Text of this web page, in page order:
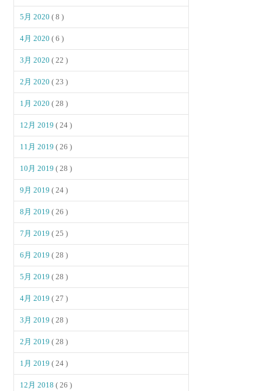
5月 2020( 8 )
4月 2020( 6 )
3月 2020( 22 )
2月 2020( 23 )
1月 2020( 28 )
12月 2019( 24 )
11月 2019( 26 )
10月 2019( 28 )
9月 2019( 24 )
8月 2019( 26 )
7月 2019( 25 )
6月 2019( 28 )
5月 2019( 28 )
4月 2019( 27 )
3月 2019( 28 )
2月 2019( 28 )
1月 2019( 24 )
12月 2018( 26 )